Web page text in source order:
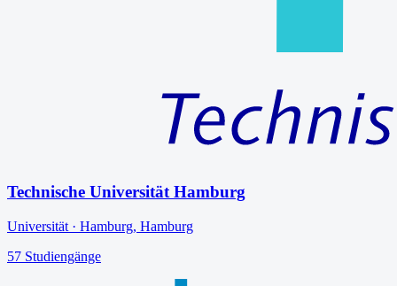
Technische Universität Hamburg
Universität · Hamburg, Hamburg
57 Studiengänge